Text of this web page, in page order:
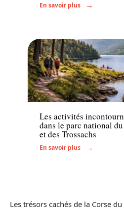
En savoir plus
Activités
Les activités
dans le parc national
et des Trossachs
En savoir plus
Les trésors cachés de la Corse